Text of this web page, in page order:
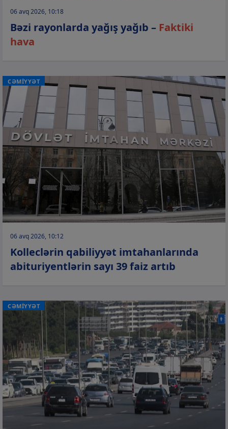
06 avq 2026, 10:18
Bəzi rayonlarda yağış yağıb – Faktiki
hava
CƏMİYYƏT
06 avq 2026, 10:12
Kolleclərin qabiliyyət imtahanlarında
abituriyentlərin sayı 39 faiz artıb
CƏMİYYƏT